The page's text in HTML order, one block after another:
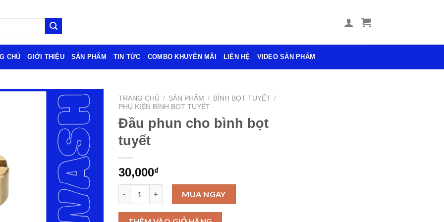
CHỦ GIỚI THIỆU SẢN PHẨM TIN TỨC COMBO KHUYẾN MÃI LIÊN HỆ VIDEO SẢN PHẨM
TRANG CHỦ / SẢN PHẨM / BÌNH BỌT TUYẾT /
PHỤ KIỆN BÌNH BỌT TUYẾT
Đầu phun cho bình bọt
tuyết
30,000₫
MUA NGAY